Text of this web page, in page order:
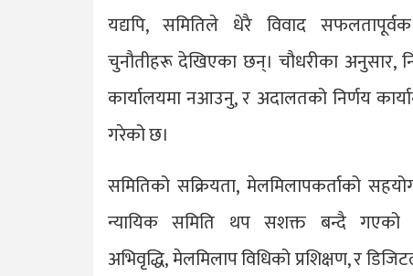
यद्यपि, समितिले धेरै विवाद
चुनौतीहरू देखिएका छन्। चौधरीका अनुसार,
कार्यालयमा नआउनु, र अदालतको निर्णय
गरेको छ।
समितिको सक्रियता, मेलमिलापकर्ताको
न्यायिक समिति थप सशक्त बन्दै गएको
अभिवृद्धि, मेलमिलाप विधिको प्रशिक्षण, र